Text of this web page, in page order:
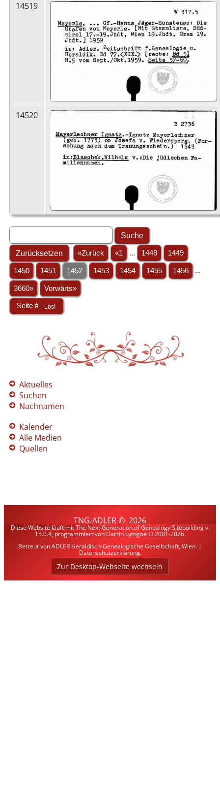
14519
14520
«Zurück «1 ... 1448 1449
1450 1451 1452 1453 1454 1455 1456 ...
3660» Vorwärts»
Aktuelles
Suchen
Nachnamen
Kalender
Alle Medien
Quellen
TNG-ADLER© 2026
Diese Website läuft mitThe Next Generation of Genealogy Sitebuildingv.
15.0.4, programmiert von Darrin Lythgoe © 2001-2026.
Betreut vonADLER Heraldisch-Genealogische Gesellschaft, Wien. |
Datenschutzerklärung.
Zur Desktop-Webseite wechseln